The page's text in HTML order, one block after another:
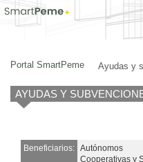
Ayudas y subvenciones
Portal SmartPeme Ayudas y
AYUDAS Y
Beneficiarios: Autónomos
Cooperativas y